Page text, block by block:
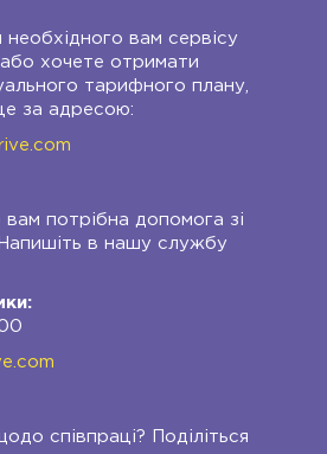
вам сервісу
або хочете отримати
тарифного плану,
за адресою:
потрібна допомога зі
в нашу службу
співпраці? Поділіться